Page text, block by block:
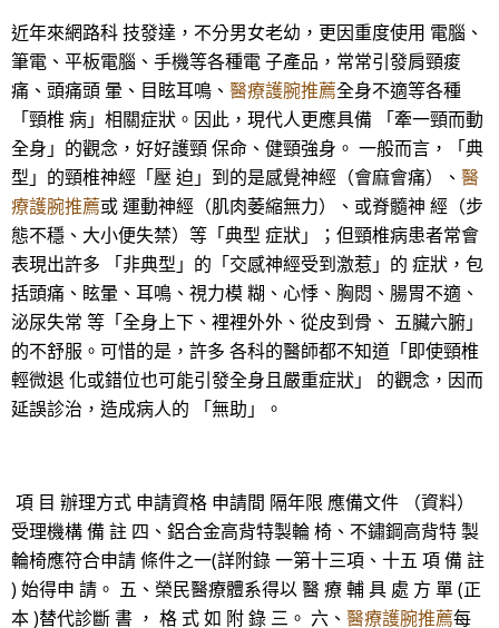
近年來網路科 技發達，不分男女老幼，更因重度使用 電腦、
筆電、平板電腦、手機等各種電 子產品，常常引發肩頸痠
痛、頭痛頭 暈、目眩耳鳴、 醫療護腕推薦全身不適等各種
「頸椎 病」相關症狀。因此，現代人更應具備 「牽一頸而動
全身」的觀念，好好護頸 保命、健頸強身。 一般而言，「典
型」的頸椎神經「壓 迫」到的是感覺神經（會麻會痛）、 醫
療護腕推薦或 運動神經（肌肉萎縮無力）、或脊髓神 經（步
態不穩、大小便失禁）等「典型 症狀」；但頸椎病患者常會
表現出許多 「非典型」的「交感神經受到激惹」的 症狀，包
括頭痛、眩暈、耳鳴、視力模 糊、心悸、胸悶、腸胃不適、
泌尿失常 等「全身上下、裡裡外外、從皮到骨、 五臟六腑」
的不舒服。可惜的是，許多 各科的醫師都不知道「即使頸椎
輕微退 化或錯位也可能引發全身且嚴重症狀」 的觀念，因而
延誤診治，造成病人的 「無助」。
項 目 辦理方式 申請資格 申請間 隔年限 應備文件 （資料）
受理機構 備 註 四、鋁合金高背特製輪 椅、不鏽鋼高背特 製
輪椅應符合申請 條件之一(詳附錄 一第十三項、十五 項 備 註
) 始得申 請。 五、榮民醫療體系得以 醫 療 輔 具 處 方 單 (正
本 )替代診斷 書 ， 格 式 如 附 錄 三。 六、 醫療護腕推薦每